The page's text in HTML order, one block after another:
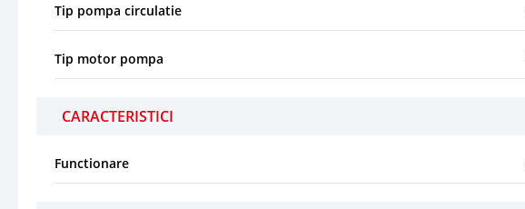
Tip pompa circulatie
Tip motor pompa
CARACTERISTICI
Functionare